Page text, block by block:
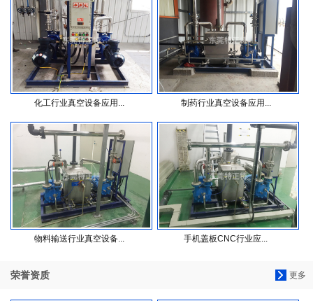
化工行业真空设备应用... 制药行业真空设备应用...
物料输送行业真空设备... 手机盖板CNC行业应...
更多
荣誉资质